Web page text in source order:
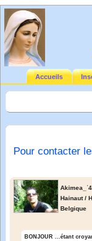
Accueils
Pour contacter
Hainaut /
Belgique
BONJOUR ...étant